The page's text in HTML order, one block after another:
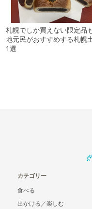
札幌でしか買えない限定品
地元民がおすすめする札幌
1選
カテゴリー
食べる
出かける／楽しむ